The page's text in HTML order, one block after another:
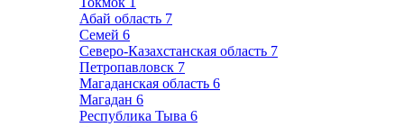
Абай область 7
Семей 6
Северо-Казахстанская область 7
Петропавловск 7
Магаданская область 6
Магадан 6
Республика Тыва 6